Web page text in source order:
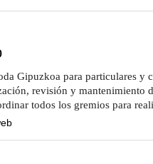
Gipuzkoa para particulares y
revisión y mantenimiento
todos los gremios para